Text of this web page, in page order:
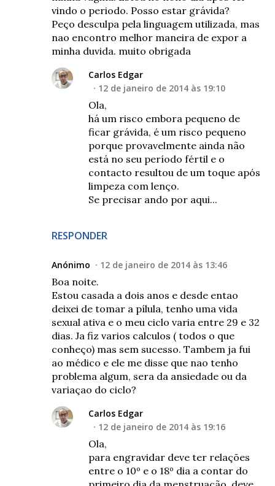
vindo o periodo. Posso estar grávida?
Peço desculpa pela linguagem utilizada, mas
nao encontro melhor maneira de expor a
minha duvida. muito obrigada
RESPONDER
Carlos Edgar
12 de janeiro de 2014 às 19:10
Ola,
há um risco embora pequeno de
ficar grávida, é um risco pequeno
porque provavelmente ainda não
está no seu período fértil e o
contacto resultou de um toque após
limpeza com lenço.
Se precisar ando por aqui...
Anónimo 12 de janeiro de 2014 às 13:46
Boa noite.
Estou casada a dois anos e desde entao
deixei de tomar a pílula, tenho uma vida
sexual ativa e o meu ciclo varia entre 29 e 32
dias. Ja fiz varios calculos ( todos o que
conheço) mas sem sucesso. Tambem ja fui
ao médico e ele me disse que nao tenho
problema algum, sera da ansiedade ou da
variaçao do ciclo?
Carlos Edgar
12 de janeiro de 2014 às 19:16
Ola,
para engravidar deve ter relações
entre o 10º e o 18º dia a contar do